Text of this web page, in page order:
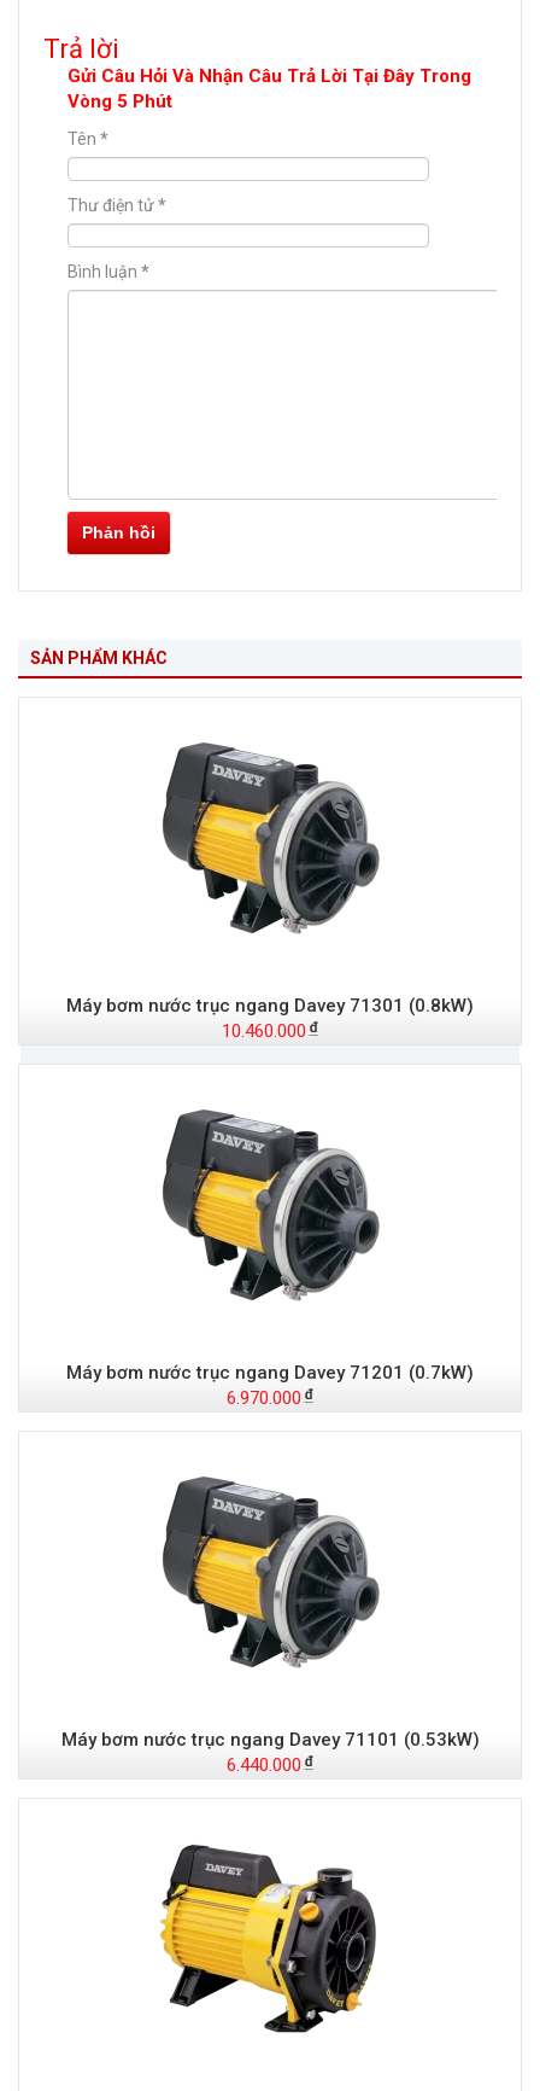
Trả lời
Gửi Câu Hỏi Và Nhận Câu Trả Lời Tại Đây Trong
Vòng 5 Phút
Tên *
Thư điện tử*
Bình luận *
Phản hồi
SẢN PHẨM KHÁC
Máy bơm nước trục ngang Davey 71301 (0.8kW)
10.460.000
Máy bơm nước trục ngang Davey 71201 (0.7kW)
6.970.000
Máy bơm nước trục ngang Davey 71101 (0.53kW)
6.440.000